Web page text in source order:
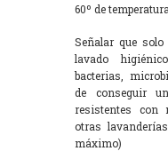
60º de
Señalar que
lavado
bacterias,
de conseguir
resistentes con
otras
máximo)